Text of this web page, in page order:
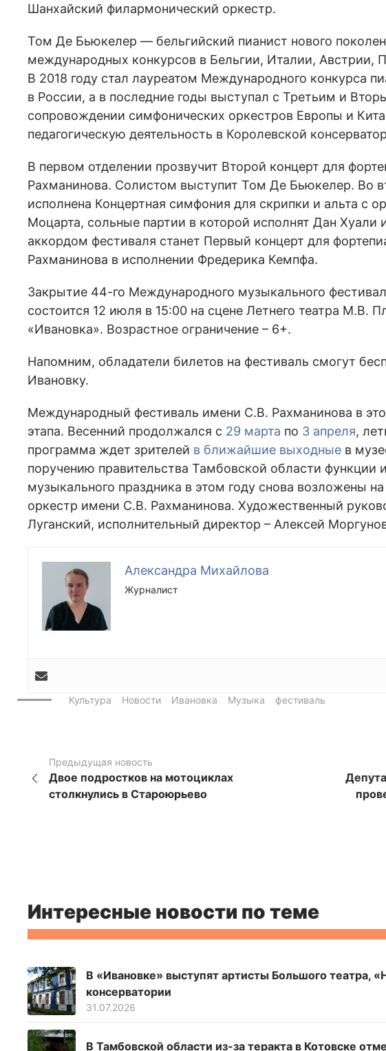
Шанхайский филармонический оркестр.
Том Де Бьюкелер — бельгийский пианист нового
международных конкурсов в Бельгии, Италии, Австрии,
В 2018 году стал лауреатом Международного конкурса
в России, а в последние годы выступал с Третьим и
сопровождении симфонических оркестров Европы и
педагогическую деятельность в Королевской
В первом отделении прозвучит Второй концерт для
Рахманинова. Солистом выступит Том Де Бьюкелер. Во
исполнена Концертная симфония для скрипки и альта с
Моцарта, сольные партии в которой исполнят Дан
аккордом фестиваля станет Первый концерт для
Рахманинова в исполнении Фредерика Кемпфа.
Закрытие 44-го Международного музыкального
состоится 12 июля в 15:00 на сцене Летнего театра М.В.
«Ивановка». Возрастное ограничение – 6+.
Напомним, обладатели билетов на фестиваль смогут
Ивановку.
Международный фестиваль имени С.В. Рахманинова в
этапа. Весенний продолжался с 29 марта по 3 апреля,
программа ждет зрителей в ближайшие выходные в
поручению правительства Тамбовской области функции
музыкального праздника в этом году снова возложены
оркестр имени С.В. Рахманинова. Художественный
Луганский, исполнительный директор – Алексей
Александра Михайлова
Журналист
Культура Новости Ивановка Музыка фестиваль
Предыдущая новость
Двое подростков на мотоциклах
столкнулись в Староюрьево
Интересные новости по теме
В «Ивановке» выступят артисты Большого театра,
консерватории
31.07.2026
В Тамбовской области из-за теракта в Котовске